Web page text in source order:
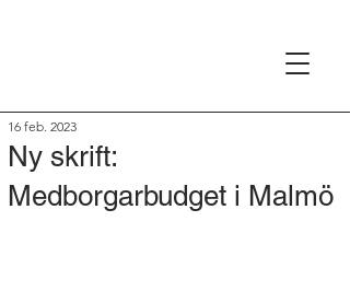
Ny skrift:
Medborgarbudget i Malmö
16 feb. 2023